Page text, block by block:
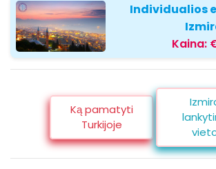
Individualios
Kaina:
Ką pamatyti
Turkijoje